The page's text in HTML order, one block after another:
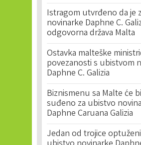
Istragom utvrđeno da je
novinarke Daphne C.
odgovorna država Malta
Ostavka malteške
povezanosti s ubistvom
Daphne C. Galizia
Biznismenu sa Malte će
suđeno za ubistvo
Daphne Caruana Galizia
Jedan od trojice